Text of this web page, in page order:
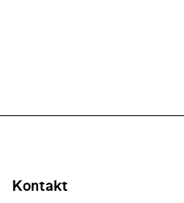
Kontakt